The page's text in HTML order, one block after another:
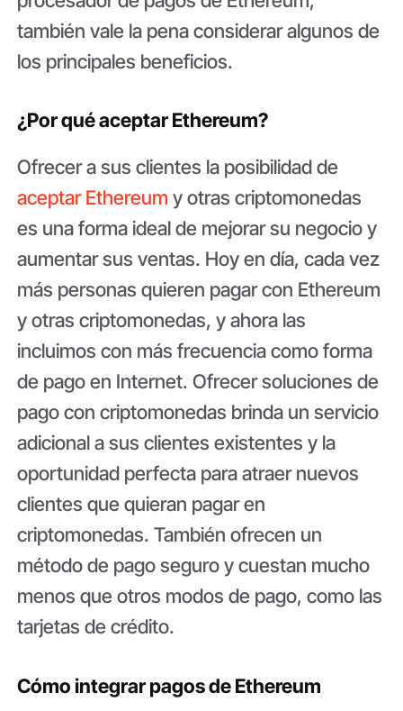
también vale la pena considerar algunos de
los principales beneficios.
¿Por qué aceptar Ethereum?
Ofrecer a sus clientes la posibilidad de
aceptar Ethereum y otras criptomonedas
es una forma ideal de mejorar su negocio y
aumentar sus ventas. Hoy en día, cada vez
más personas quieren pagar con Ethereum
y otras criptomonedas, y ahora las
incluimos con más frecuencia como forma
de pago en Internet. Ofrecer soluciones de
pago con criptomonedas brinda un servicio
adicional a sus clientes existentes y la
oportunidad perfecta para atraer nuevos
clientes que quieran pagar en
criptomonedas. También ofrecen un
método de pago seguro y cuestan mucho
menos que otros modos de pago, como las
tarjetas de crédito.
Cómo integrar pagos de Ethereum